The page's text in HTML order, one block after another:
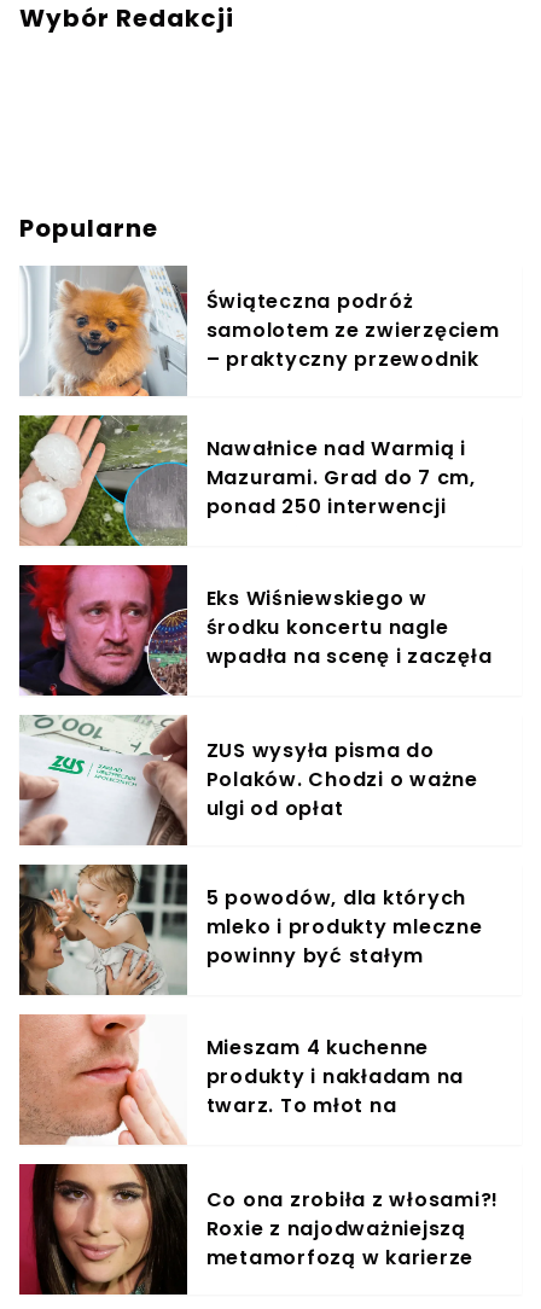
Wybór Redakcji
Popularne
Świąteczna podróż
samolotem ze zwierzęciem
– praktyczny przewodnik
Nawałnice nad Warmią i
Mazurami. Grad do 7 cm,
ponad 250 interwencji
Eks Wiśniewskiego w
środku koncertu nagle
wpadła na scenę i zaczęła
ZUS wysyła pisma do
Polaków. Chodzi o ważne
ulgi od opłat
5 powodów, dla których
mleko i produkty mleczne
powinny być stałym
Mieszam 4 kuchenne
produkty i nakładam na
twarz. To młot na
Co ona zrobiła z włosami?!
Roxie z najodważniejszą
metamorfozą w karierze